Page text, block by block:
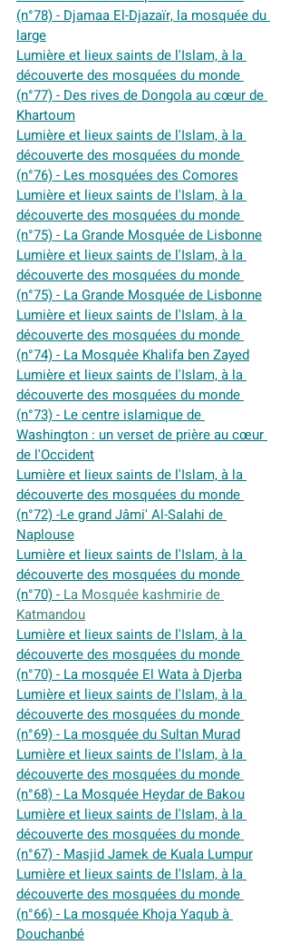
(n°78) - Djamaa El-Djazaïr, la mosquée du
large
Lumière et lieux saints de l'Islam, à la
découverte des mosquées du monde
(n°77) - Des rives de Dongola au cœur de
Khartoum
Lumière et lieux saints de l'Islam, à la
découverte des mosquées du monde
(n°76) - Les mosquées des Comores
Lumière et lieux saints de l'Islam, à la
découverte des mosquées du monde
(n°75) - La Grande Mosquée de Lisbonne
Lumière et lieux saints de l'Islam, à la
découverte des mosquées du monde
(n°75) - La Grande Mosquée de Lisbonne
Lumière et lieux saints de l'Islam, à la
découverte des mosquées du monde
(n°74) - La Mosquée Khalifa ben Zayed
Lumière et lieux saints de l'Islam, à la
découverte des mosquées du monde
(n°73) - Le centre islamique de
Washington : un verset de prière au cœur
de l'Occident
Lumière et lieux saints de l'Islam, à la
découverte des mosquées du monde
(n°72) -Le grand Jâmi' Al-Salahi de
Naplouse
Lumière et lieux saints de l'Islam, à la
découverte des mosquées du monde
(n°70) - La Mosquée kashmirie de
Katmandou
Lumière et lieux saints de l'Islam, à la
découverte des mosquées du monde
(n°70) - La mosquée El Wata à Djerba
Lumière et lieux saints de l'Islam, à la
découverte des mosquées du monde
(n°69) - La mosquée du Sultan Murad
Lumière et lieux saints de l'Islam, à la
découverte des mosquées du monde
(n°68) - La Mosquée Heydar de Bakou
Lumière et lieux saints de l'Islam, à la
découverte des mosquées du monde
(n°67) - Masjid Jamek de Kuala Lumpur
Lumière et lieux saints de l'Islam, à la
découverte des mosquées du monde
(n°66) - La mosquée Khoja Yaqub à
Douchanbé